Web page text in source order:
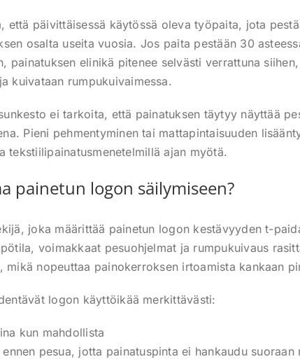
että päivittäisessä käytössä oleva työpaita, jota
osalta useita vuosia. Jos paita pestään 30
painatuksen elinikä pitenee selvästi verrattuna
kuivataan rumpukuivaimessa.
ei tarkoita, että painatuksen täytyy näyttää
Pieni pehmentyminen tai mattapintaisuuden
tekstiilipainatusmenetelmillä ajan myötä.
painetun logon säilymiseen?
joka määrittää painetun logon kestävyyden t-
voimakkaat pesuohjelmat ja rumpukuivaus
mikä nopeuttaa painokerroksen irtoamista kankaan
logon käyttöikää merkittävästi:
kun mahdollista
ennen pesua, jotta painatuspinta ei hankaudu suoraan